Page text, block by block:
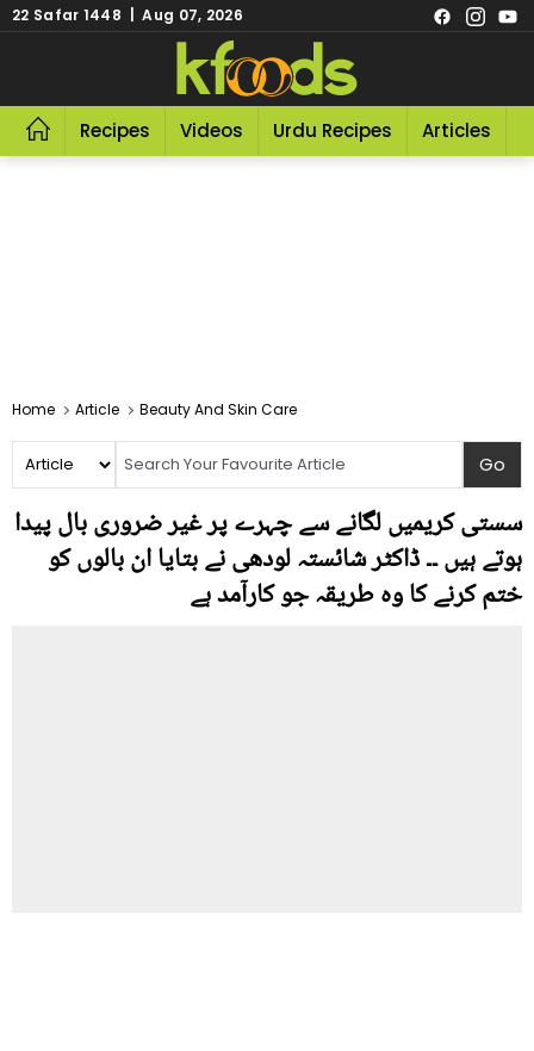
22 Safar 1448 | Aug 07, 2026
Recipes Videos Urdu Recipes Articles
Home Article Beauty And Skin Care
سستی کریمیں لگانے سے چہرے پر غیر ضروری بال پیدا
ہوتے ہیں ۔۔ ڈاکٹر شائستہ لودھی نے بتایا ان بالوں کو
ختم کرنے کا وہ طریقہ جو کارآمد ہے